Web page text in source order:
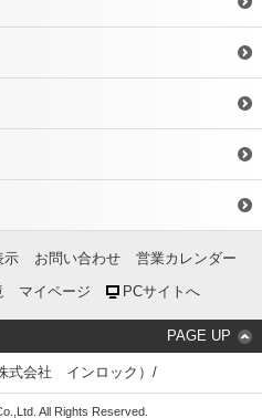
示 お問い合わせ
営業カレンダー
マイページ PCサイトへ
PAGE UP
式会社 インロック）/
All Rights Reserved.